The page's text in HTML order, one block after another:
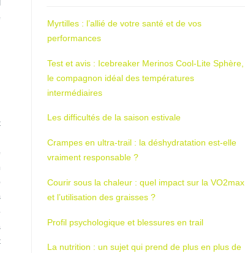
Myrtilles : l’allié de votre santé et de vos
performances
Test et avis : Icebreaker Merinos Cool-Lite Sphère,
le compagnon idéal des températures
intermédiaires
Les difficultés de la saison estivale
Crampes en ultra-trail : la déshydratation est-elle
vraiment responsable ?
Courir sous la chaleur : quel impact sur la VO2max
et l’utilisation des graisses ?
Profil psychologique et blessures en trail
La nutrition : un sujet qui prend de plus en plus de